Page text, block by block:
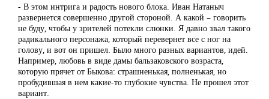
- В этом интрига и радость нового блока. Иван Натаныч
развернется совершенно другой стороной. А какой – говорить
не буду, чтобы у зрителей потекли слюнки. Я давно звал такого
радикального персонажа, который перевернет все с ног на
голову, и вот он пришел. Было много разных вариантов, идей.
Например, любовь в виде дамы бальзаковского возраста,
которую прячет от Быкова: страшненькая, полненькая, но
пробудившая в нем какие-то глубокие чувства. Не прошел этот
вариант.